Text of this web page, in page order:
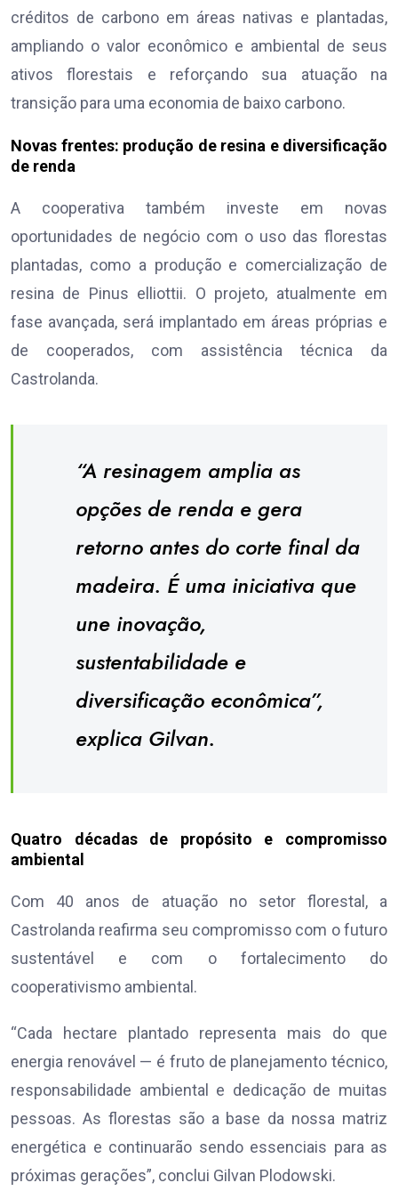
créditos de carbono em áreas nativas e plantadas,
ampliando o valor econômico e ambiental de seus
ativos florestais e reforçando sua atuação na
transição para uma economia de baixo carbono.
Novas frentes: produção de resina e diversificação
de renda
A cooperativa também investe em novas
oportunidades de negócio com o uso das florestas
plantadas, como a produção e comercialização de
resina de Pinus elliottii. O projeto, atualmente em
fase avançada, será implantado em áreas próprias e
de cooperados, com assistência técnica da
Castrolanda.
“A resinagem amplia as
opções de renda e gera
retorno antes do corte final da
madeira. É uma iniciativa que
une inovação,
sustentabilidade e
diversificação econômica”,
explica Gilvan.
Quatro décadas de propósito e compromisso
ambiental
Com 40 anos de atuação no setor florestal, a
Castrolanda reafirma seu compromisso com o futuro
sustentável e com o fortalecimento do
cooperativismo ambiental.
“Cada hectare plantado representa mais do que
energia renovável — é fruto de planejamento técnico,
responsabilidade ambiental e dedicação de muitas
pessoas. As florestas são a base da nossa matriz
energética e continuarão sendo essenciais para as
próximas gerações”, conclui Gilvan Plodowski.